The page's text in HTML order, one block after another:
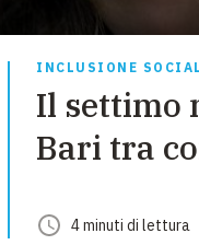
INCLUSIONE
Il settimo
Bari tra
4minuti di lettura